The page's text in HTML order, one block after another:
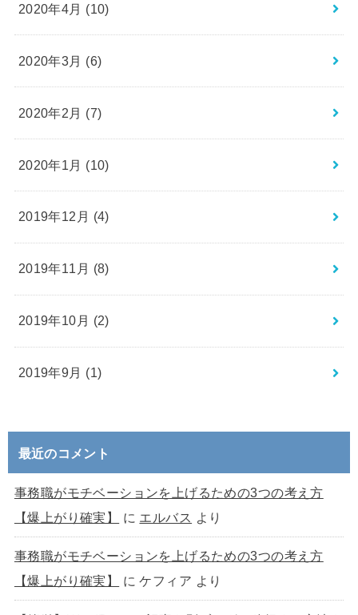
2020年4月 (10)
2020年3月 (6)
2020年2月 (7)
2020年1月 (10)
2019年12月 (4)
2019年11月 (8)
2019年10月 (2)
2019年9月 (1)
最近のコメント
事務職がモチベーションを上げるための3つの考え方
【爆上がり確実】
に エルバス より
事務職がモチベーションを上げるための3つの考え方
【爆上がり確実】
にケフィア より